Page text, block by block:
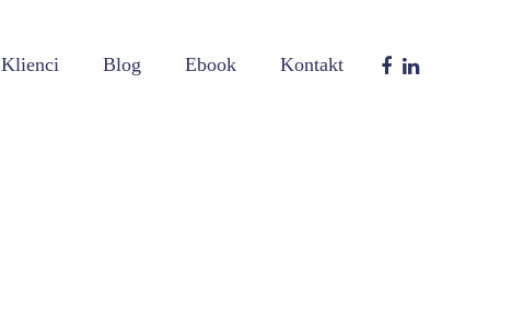
Klienci Blog Ebook Kontakt